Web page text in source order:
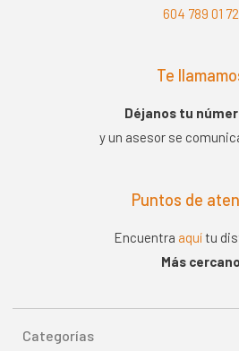
604 789 01 72
Te
Déjanos tu
y un asesor se
Puntos de
Encuentra aquítu
Más cercano
Categorías